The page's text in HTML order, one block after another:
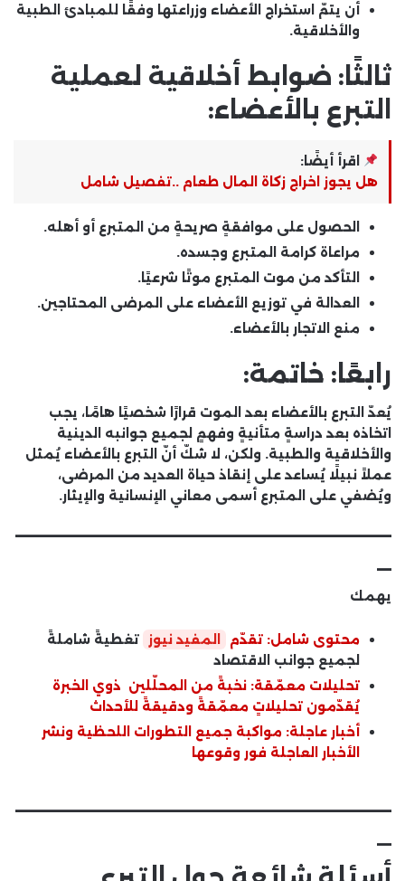
أن يتمّ استخراج الأعضاء وزراعتها وفقًا للمبادئ الطبية
والأخلاقية.
ثالثًا: ضوابط أخلاقية لعملية
التبرع بالأعضاء:
اقرأ أيضًا:
هل يجوز اخراج زكاة المال طعام ..تفصیل شامل
الحصول على موافقةٍ صريحةٍ من المتبرع أو أهله.
مراعاة كرامة المتبرع وجسده.
التأكد من موت المتبرع موتًا شرعيًا.
العدالة في توزيع الأعضاء على المرضى المحتاجين.
منع الاتجار بالأعضاء.
رابعًا: خاتمة:
يُعدّ التبرع بالأعضاء بعد الموت قرارًا شخصيًا هامًا، يجب
اتخاذه بعد دراسةٍ متأنيةٍ وفهمٍ لجميع جوانبه الدينية
والأخلاقية والطبية. ولكن، لا شكّ أنّ التبرع بالأعضاء يُمثل
عملاً نبيلًا يُساعد على إنقاذ حياة العديد من المرضى،
ويُضفي على المتبرع أسمى معاني الإنسانية والإيثار.
يهمك
محتوى شامل: تقدّم المفيد نيوز
تغطيةً شاملةً
لجميع جوانب الاقتصاد
تحليلات معمّقة: نخبةً من المحلّلين ذوي الخبرة
يُقدّمون تحليلاتٍ معمّقةً ودقيقةً للأحداث
أخبار عاجلة: مواكبة جميع التطورات اللحظية ونشر
الأخبار العاجلة فور وقوعها